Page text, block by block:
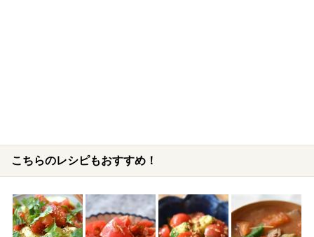
こちらのレシピもおすすめ！